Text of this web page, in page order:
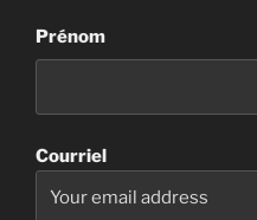
Prénom
Courriel